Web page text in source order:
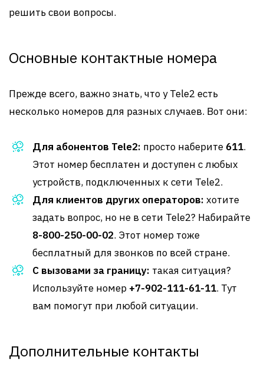
решить свои вопросы.
Основные контактные номера
Прежде всего, важно знать, что у Tele2 есть
несколько номеров для разных случаев. Вот они:
Для абонентов Tele2: просто наберите 611.
Этот номер бесплатен и доступен с любых
устройств, подключенных к сети Tele2.
Для клиентов других операторов: хотите
задать вопрос, но не в сети Tele2? Набирайте
8-800-250-00-02. Этот номер тоже
бесплатный для звонков по всей стране.
С вызовами за границу: такая ситуация?
Используйте номер +7-902-111-61-11. Тут
вам помогут при любой ситуации.
Дополнительные контакты